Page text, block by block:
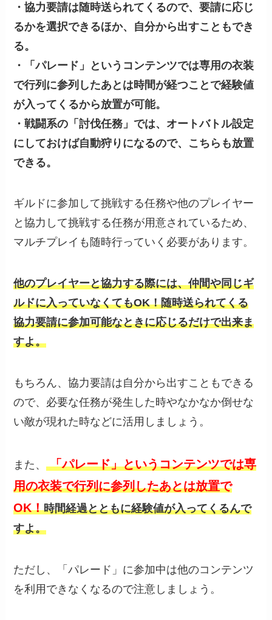
・協力要請は随時送られてくるので、要請に応じ
るかを選択できるほか、自分から出すこともでき
る。
・「パレード」というコンテンツでは専用の衣装
で行列に参列したあとは時間が経つことで経験値
が入ってくるから放置が可能。
・戦闘系の「討伐任務」では、オートバトル設定
にしておけば自動狩りになるので、こちらも放置
できる。
ギルドに参加して挑戦する任務や他のプレイヤー
と協力して挑戦する任務が用意されているため、
マルチプレイも随時行っていく必要があります。
他のプレイヤーと協力する際には、仲間や同じギ
ルドに入っていなくてもOK！随時送られてくる
協力要請に参加可能なときに応じるだけで出来ま
すよ。
もちろん、協力要請は自分から出すこともできる
ので、必要な任務が発生した時やなかなか倒せな
い敵が現れた時などに活用しましょう。
また、「パレード」というコンテンツでは専
用の衣装で行列に参列したあとは放置で
OK！時間経過とともに経験値が入ってくるんで
すよ。
ただし、「パレード」に参加中は他のコンテンツ
を利用できなくなるので注意しましょう。